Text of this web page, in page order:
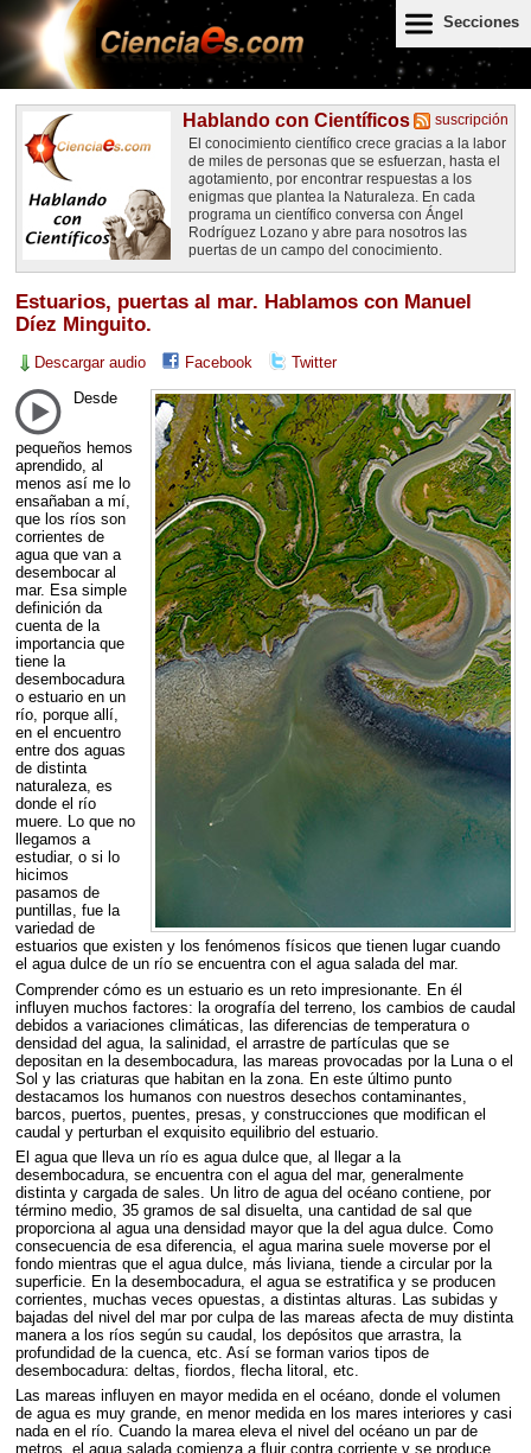
Secciones
suscripción
Hablando con Científicos
El conocimiento científico crece gracias a la labor
de miles de personas que se esfuerzan, hasta el
agotamiento, por encontrar respuestas a los
enigmas que plantea la Naturaleza. En cada
programa un científico conversa con Ángel
Rodríguez Lozano y abre para nosotros las
puertas de un campo del conocimiento.
Estuarios, puertas al mar. Hablamos con Manuel
Díez Minguito.
Descargar audio Facebook Twitter
Desde
pequeños hemos
aprendido, al
menos así me lo
ensañaban a mí,
que los ríos son
corrientes de
agua que van a
desembocar al
mar. Esa simple
definición da
cuenta de la
importancia que
tiene la
desembocadura
o estuario en un
río, porque allí,
en el encuentro
entre dos aguas
de distinta
naturaleza, es
donde el río
muere. Lo que no
llegamos a
estudiar, o si lo
hicimos
pasamos de
puntillas, fue la
variedad de
estuarios que existen y los fenómenos físicos que tienen lugar cuando
el agua dulce de un río se encuentra con el agua salada del mar.
Comprender cómo es un estuario es un reto impresionante. En él
influyen muchos factores: la orografía del terreno, los cambios de caudal
debidos a variaciones climáticas, las diferencias de temperatura o
densidad del agua, la salinidad, el arrastre de partículas que se
depositan en la desembocadura, las mareas provocadas por la Luna o el
Sol y las criaturas que habitan en la zona. En este último punto
destacamos los humanos con nuestros desechos contaminantes,
barcos, puertos, puentes, presas, y construcciones que modifican el
caudal y perturban el exquisito equilibrio del estuario.
El agua que lleva un río es agua dulce que, al llegar a la
desembocadura, se encuentra con el agua del mar, generalmente
distinta y cargada de sales. Un litro de agua del océano contiene, por
término medio, 35 gramos de sal disuelta, una cantidad de sal que
proporciona al agua una densidad mayor que la del agua dulce. Como
consecuencia de esa diferencia, el agua marina suele moverse por el
fondo mientras que el agua dulce, más liviana, tiende a circular por la
superficie. En la desembocadura, el agua se estratifica y se producen
corrientes, muchas veces opuestas, a distintas alturas. Las subidas y
bajadas del nivel del mar por culpa de las mareas afecta de muy distinta
manera a los ríos según su caudal, los depósitos que arrastra, la
profundidad de la cuenca, etc. Así se forman varios tipos de
desembocadura: deltas, fiordos, flecha litoral, etc.
Las mareas influyen en mayor medida en el océano, donde el volumen
de agua es muy grande, en menor medida en los mares interiores y casi
nada en el río. Cuando la marea eleva el nivel del océano un par de
metros, el agua salada comienza a fluir contra corriente y se produce